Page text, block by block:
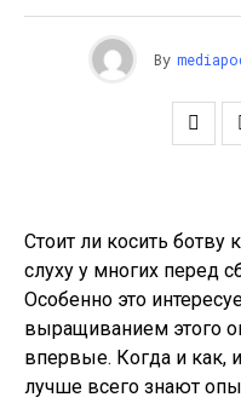
By
Стоит ли косить ботву
слуху у многих перед
Особенно это
выращиванием этого
впервые. Когда и как,
лучше всего знают